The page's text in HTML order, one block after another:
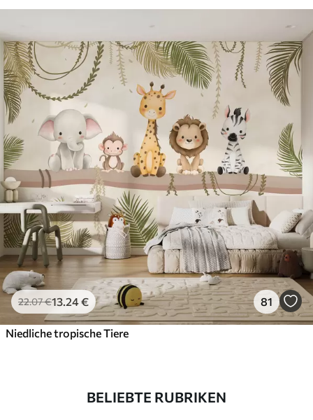
22.07€13 .24€ 81
Niedliche tropische Tiere
BELIEBTE RUBRIKEN